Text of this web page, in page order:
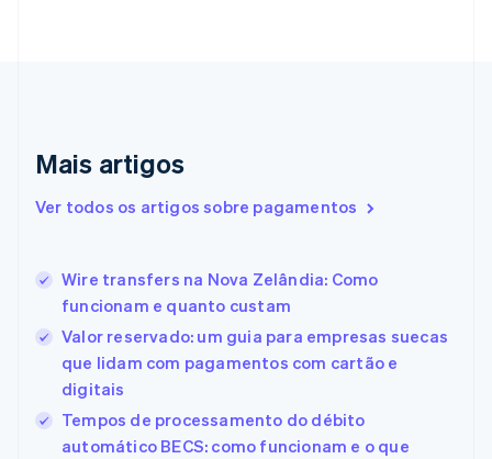
Mais artigos
Ver todos os artigos sobre pagamentos
Wire transfers na Nova Zelândia: Como
funcionam e quanto custam
Valor reservado: um guia para empresas suecas
que lidam com pagamentos com cartão e
digitais
Tempos de processamento do débito
automático BECS: como funcionam e o que
Eslováquia
English
Eslovênia
Español English
Estados Unidos
English 简体中文
Estônia
English
Finlândia
EnglishSvenska
França